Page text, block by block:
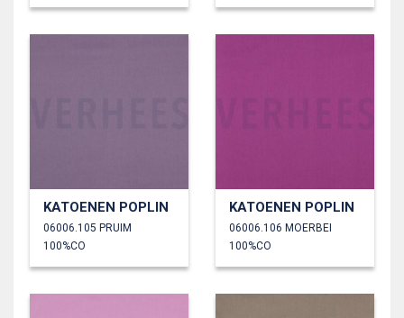
KATOENEN POPLIN
06006.105 PRUIM
100%CO
KATOENEN POPLIN
06006.106 MOERBEI
100%CO